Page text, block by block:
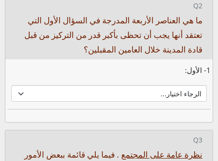
Q2
ما هي العناصر الأربعة المدرجة في السؤال الأول التي
تعتقد أنها يجب أن تحظى بأكبر قدر من التركيز من قبل
قادة المدينة خلال العامين المقبلين؟
Q3
نظرة عامة على المجتمع. فيما يلي قائمة ببعض الأمور